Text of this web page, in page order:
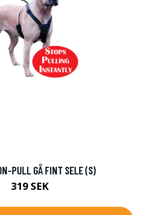
PULL GÅ FINT SELE (S)
319 SEK